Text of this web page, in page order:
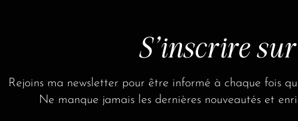
S'inscrire sur
Rejoins ma newsletter pour être informé à chaque fois
Ne manque jamais les dernières nouveautés et